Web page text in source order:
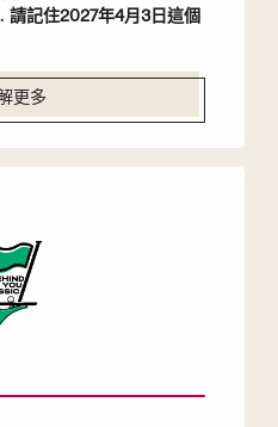
請記住2027年4月3日這個
更多